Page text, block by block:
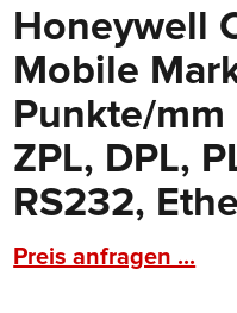
Honeywell
Mobile
Punkte/mm
ZPL, DPL,
RS232,
Preis anfragen ...